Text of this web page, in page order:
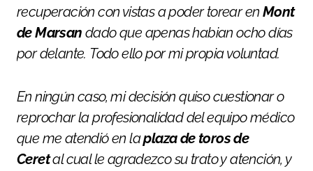
recuperación con vistas a poder torear en Mont
de Marsan dado que apenas habian ocho días
por delante. Todo ello por mi propia voluntad.
En ningún caso, mi decisión quiso cuestionar o
reprochar la profesionalidad del equipo médico
que me atendió en laplaza de toros de
Ceretal cual le agradezco su trato y atención, y